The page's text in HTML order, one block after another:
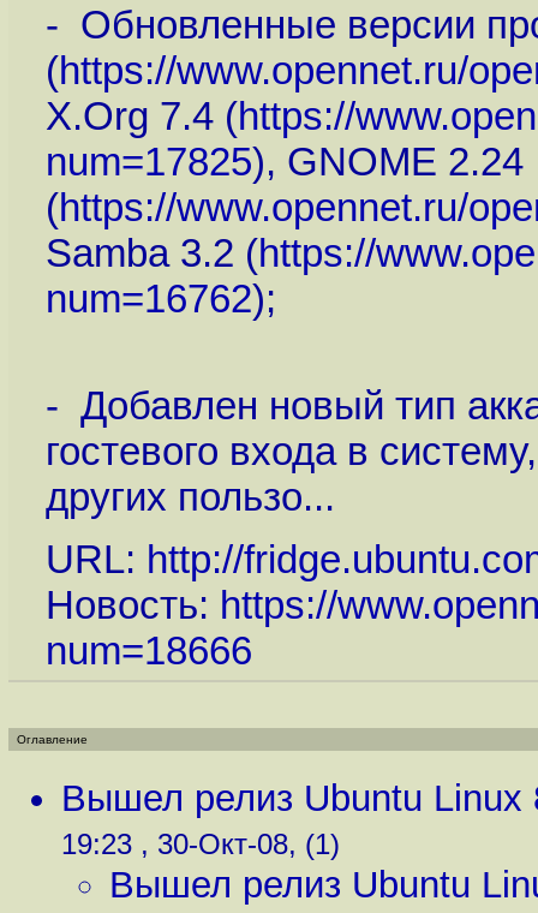
- Обновленные версии
(https://www.opennet.ru/
X.Org 7.4 (https://
num=17825), GNOME 2.24
(https://www.opennet.ru/
Samba 3.2 (https://
num=16762);
- Добавлен новый тип
гостевого входа в
других пользо...
URL: http://
Новость: https://
num=18666
Оглавление
Вышел релиз Ubuntu Linux
19:23 , 30-Окт-08, (1)
Вышел релиз Ubuntu